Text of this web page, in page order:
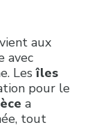
aux
avec
Les îles
pour le
a
tout